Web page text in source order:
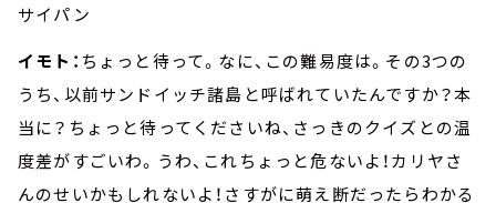
サイパン
イモト： ちょっと待って。なに、この難易度は。その3つの
うち、以前サンドイッチ諸島と呼ばれていたんですか？本
当に？ちょっと待ってくださいね、さっきのクイズとの温
度差がすごいわ。うわ、これちょっと危ないよ！カリヤさ
んのせいかもしれないよ！さすがに萌え断だったらわかる